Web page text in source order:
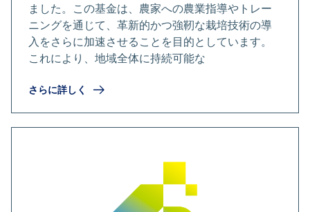
ました。この基金は、農家への農業指導やトレー
ニングを通じて、革新的かつ強靭な栽培技術の導
入をさらに加速させることを目的としています。
これにより、地域全体に持続可能な
さらに詳しく